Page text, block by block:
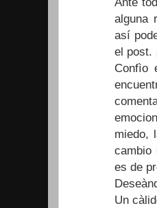
alguna
así
el post.
Confìo
miedo,
cambio
es de
Un